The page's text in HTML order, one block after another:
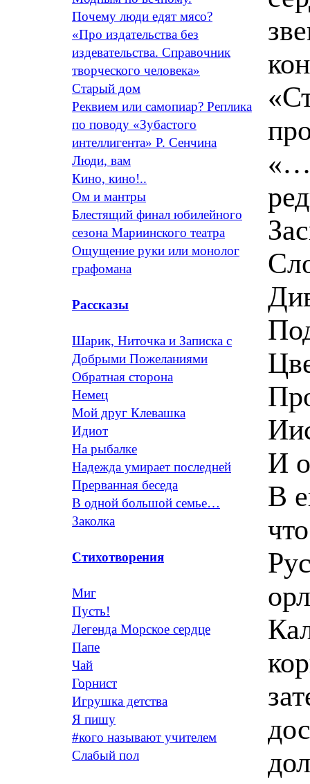
Почему люди едят мясо?
«Про издательства без
издевательства. Справочник
творческого человека»
Старый дом
Реквием или самопиар? Реплика
по поводу «Зубастого
интеллигента» Р. Сенчина
Люди, вам
Кино, кино!..
Ом и мантры
Блестящий финал юбилейного
сезона Мариинского театра
Ощущение руки или монолог
графомана
Рассказы
Шарик, Ниточка и Записка с
Добрыми Пожеланиями
Обратная сторона
Немец
Мой друг Клевашка
Идиот
На рыбалке
Надежда умирает последней
Прерванная беседа
В одной большой семье…
Заколка
Стихотворения
Миг
Пусть!
Легенда Морское сердце
Папе
Чай
Горнист
Игрушка детства
Я пишу
#кого называют учителем
Слабый пол
И
В